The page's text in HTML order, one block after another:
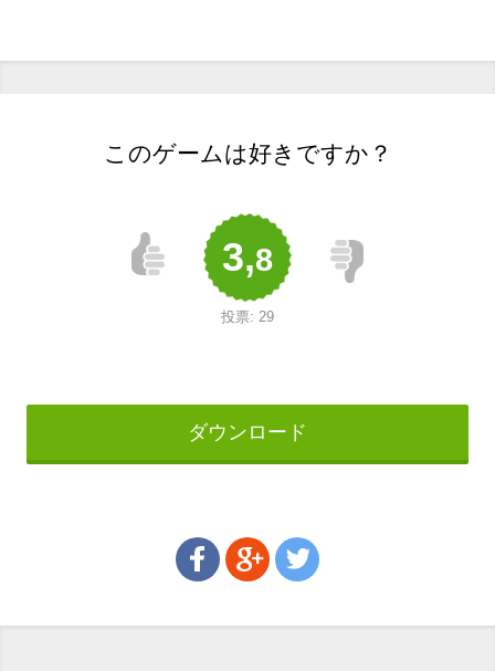
このゲームは好きですか？
3,8
投票: 29
ダウンロード